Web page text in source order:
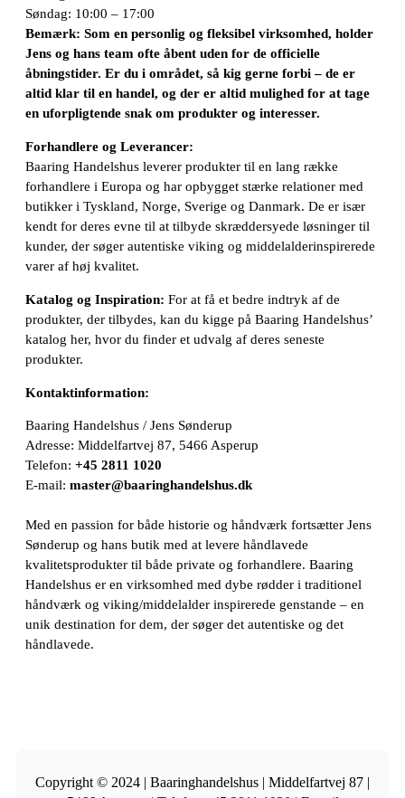
Søndag: 10:00 – 17:00
Bemærk: Som en personlig og fleksibel virksomhed, holder
Jens og hans team ofte åbent uden for de officielle
åbningstider. Er du i området, så kig gerne forbi – de er
altid klar til en handel, og der er altid mulighed for at tage
en uforpligtende snak om produkter og interesser.
Forhandlere og Leverancer:
Baaring Handelshus leverer produkter til en lang række
forhandlere i Europa og har opbygget stærke relationer med
butikker i Tyskland, Norge, Sverige og Danmark. De er især
kendt for deres evne til at tilbyde skræddersyede løsninger til
kunder, der søger autentiske viking og middelalderinspirerede
varer af høj kvalitet.
Katalog og Inspiration: For at få et bedre indtryk af de
produkter, der tilbydes, kan du kigge på Baaring Handelshus’
katalog her, hvor du finder et udvalg af deres seneste
produkter.
Kontaktinformation:
Baaring Handelshus / Jens Sønderup
Adresse: Middelfartvej 87, 5466 Asperup
Telefon: +45 2811 1020
E-mail: master@baaringhandelshus.dk
Med en passion for både historie og håndværk fortsætter Jens
Sønderup og hans butik med at levere håndlavede
kvalitetsprodukter til både private og forhandlere. Baaring
Handelshus er en virksomhed med dybe rødder i traditionel
håndværk og viking/middelalder inspirerede genstande – en
unik destination for dem, der søger det autentiske og det
håndlavede.
Copyright © 2024 | Baaringhandelshus | Middelfartvej 87 |